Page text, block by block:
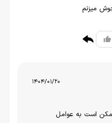
میزنم
1404/01/20
است به عوامل